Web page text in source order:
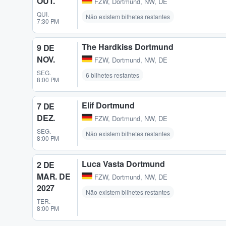
QUI.
7:30 PM
Não existem bilhetes restantes
9 DE
NOV.
SEG.
8:00 PM
The Hardkiss Dortmund
FZW, Dortmund, NW, DE
6 bilhetes restantes
7 DE
DEZ.
SEG.
8:00 PM
Elif Dortmund
FZW, Dortmund, NW, DE
Não existem bilhetes restantes
2 DE
MAR. DE
2027
TER.
8:00 PM
Luca Vasta Dortmund
FZW, Dortmund, NW, DE
Não existem bilhetes restantes